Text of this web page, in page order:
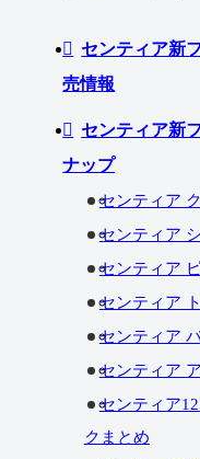
センティア新
売情報
センティア新
ナップ
センティア
センティア
センティア
センティア
センティア
センティア
センティア
クまとめ